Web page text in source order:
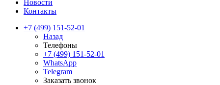
Новости
Контакты
+7 (499) 151-52-01
Назад
Телефоны
+7 (499) 151-52-01
WhatsApp
Telegram
Заказать звонок